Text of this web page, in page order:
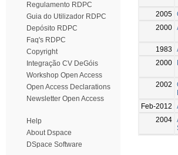
Regulamento RDPC
Guia do Utilizador RDPC
Depósito RDPC
Faq's RDPC
Copyright
Integração CV DeGóis
Workshop Open Access
Open Access Declarations
Newsletter Open Access
Help
About Dspace
DSpace Software
2005
2000
1983
2000
2002
Feb-2012
2004